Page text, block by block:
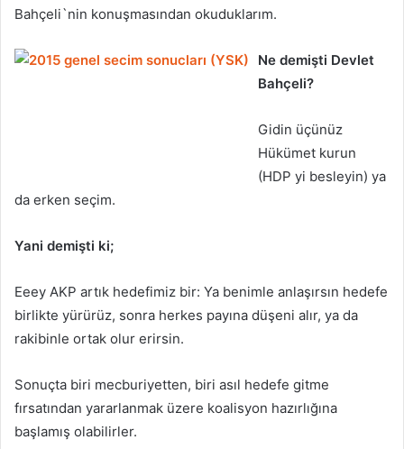
Bahçeli`nin konuşmasından okuduklarım.
Ne demişti Devlet
Bahçeli?
Gidin üçünüz
Hükümet kurun
(HDP yi besleyin) ya
da erken seçim.
Yani demişti ki;
Eeey AKP artık hedefimiz bir: Ya benimle anlaşırsın hedefe
birlikte yürürüz, sonra herkes payına düşeni alır, ya da
rakibinle ortak olur erirsin.
Sonuçta biri mecburiyetten, biri asıl hedefe gitme
fırsatından yararlanmak üzere koalisyon hazırlığına
başlamış olabilirler.